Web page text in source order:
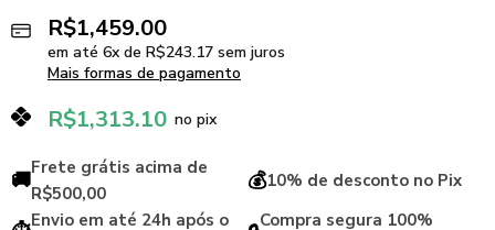
R$1,459.00
em até 6x de R$243.17 sem juros
Mais formas de pagamento
R$1,313.10 no pix
🚚Frete grátis acima de
R$500,00
💰10% de desconto no Pix
Envio em até 24h após o
Compra segura 100%